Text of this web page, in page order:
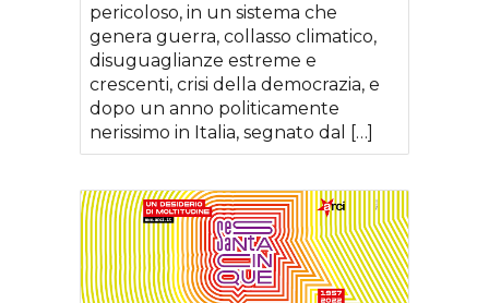
pericoloso, in un sistema che
genera guerra, collasso climatico,
disuguaglianze estreme e
crescenti, crisi della democrazia, e
dopo un anno politicamente
nerissimo in Italia, segnato dal […]